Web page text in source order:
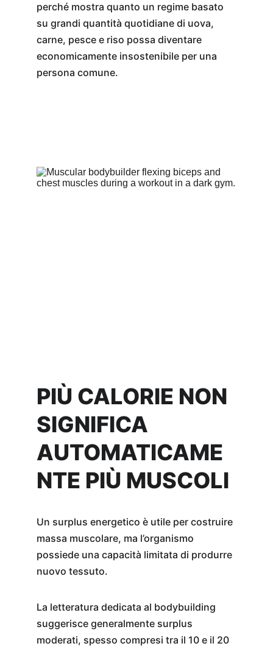
perché mostra quanto un regime basato
su grandi quantità quotidiane di uova,
carne, pesce e riso possa diventare
economicamente insostenibile per una
persona comune.
PIÙ CALORIE NON
SIGNIFICA
AUTOMATICAME
NTE PIÙ MUSCOLI
Un surplus energetico è utile per costruire
massa muscolare, ma l’organismo
possiede una capacità limitata di produrre
nuovo tessuto.
La letteratura dedicata al bodybuilding
suggerisce generalmente surplus
moderati, spesso compresi tra il 10 e il 20